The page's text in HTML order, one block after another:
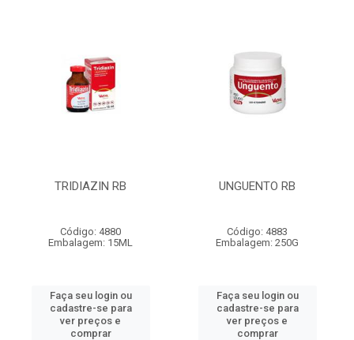
TRIDIAZIN RB
Código: 4880
Embalagem: 15ML
Faça seu login ou
cadastre-se para
ver preços e
comprar
UNGUENTO RB
Código: 4883
Embalagem: 250G
Faça seu login ou
cadastre-se para
ver preços e
comprar